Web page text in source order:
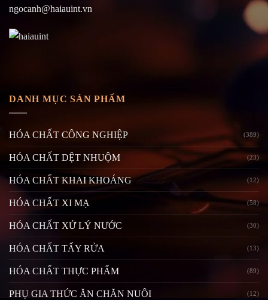
ngocanh@haiauint.vn
DANH MỤC SẢN PHẨM
HÓA CHẤT CÔNG NGHIỆP (389)
HÓA CHẤT DỆT NHUỘM (23)
HÓA CHẤT KHAI KHOÁNG (12)
HÓA CHẤT XI MẠ (58)
HÓA CHẤT XỬ LÝ NƯỚC (30)
HÓA CHẤT TẨY RỬA (13)
HÓA CHẤT THỰC PHẨM (89)
PHỤ GIA THỨC ĂN CHĂN NUÔI (12)